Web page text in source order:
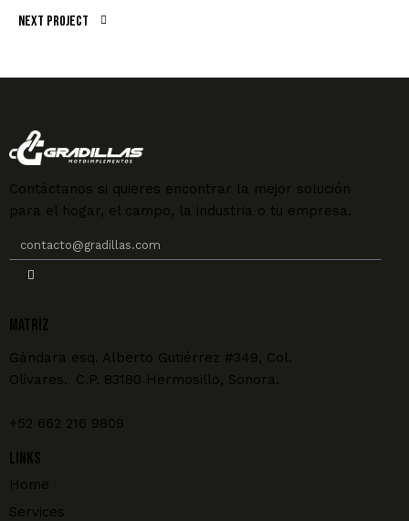
Next Project
Contáctanos si quieres encontrar la mejor solución
para el hogar, el campo, la industria o tu empresa.
MATRIZ
Gándara esq. Alberto Gutiérrez #349, Col.
Olivares. C.P. 83180 Hermosillo, Sonora.
+52 662 216 9809
Links
Home
Services